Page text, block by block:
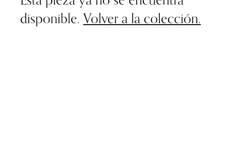
disponible.Volver a la colección.